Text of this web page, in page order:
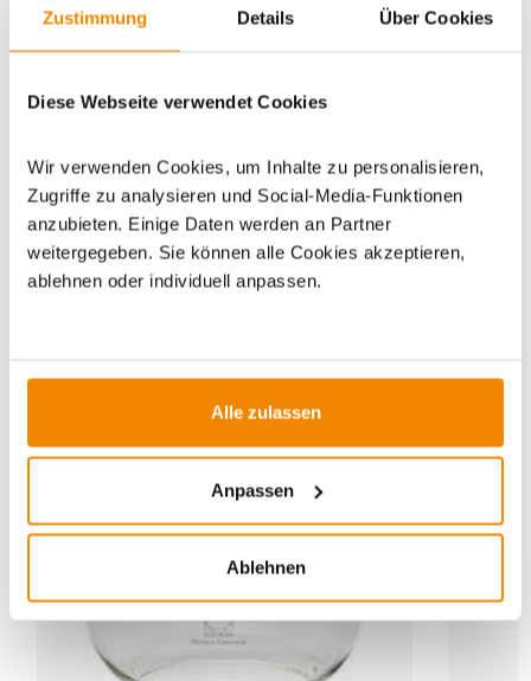
Zustimmung Details Über Cookies
Diese Webseite verwendet Cookies
Wir verwenden Cookies, um Inhalte zu personalisieren,
Zugriffe zu analysieren und Social-Media-Funktionen
anzubieten. Einige Daten werden an Partner
weitergegeben. Sie können alle Cookies akzeptieren,
ablehnen oder individuell anpassen.
Alle zulassen
Anpassen
Ablehnen
Artikeldatenblatt drucken